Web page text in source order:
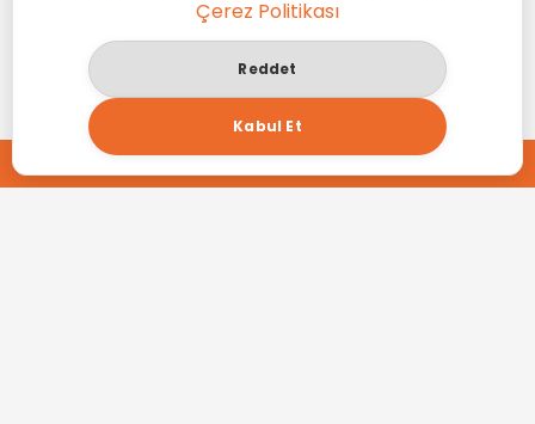
araştırılıp merak ediliyor. Standar SEO
çalışmalarının ikinci bir ayağı olan site dışı SEO
çalışmalarının pek çok faydası bulunuyor. Örneğin
google gibi büyük arama motorlarında sitenizin üst
sırada yer alması için önemli bir çalışma olduğunu
söylemek yanlış olmayacaktır. Googlebacklink
alınacak sitenin kalitesine bakarken aynı zamanda
TEKLİF AL
Çerez Politikası
Reddet
Kabul Et